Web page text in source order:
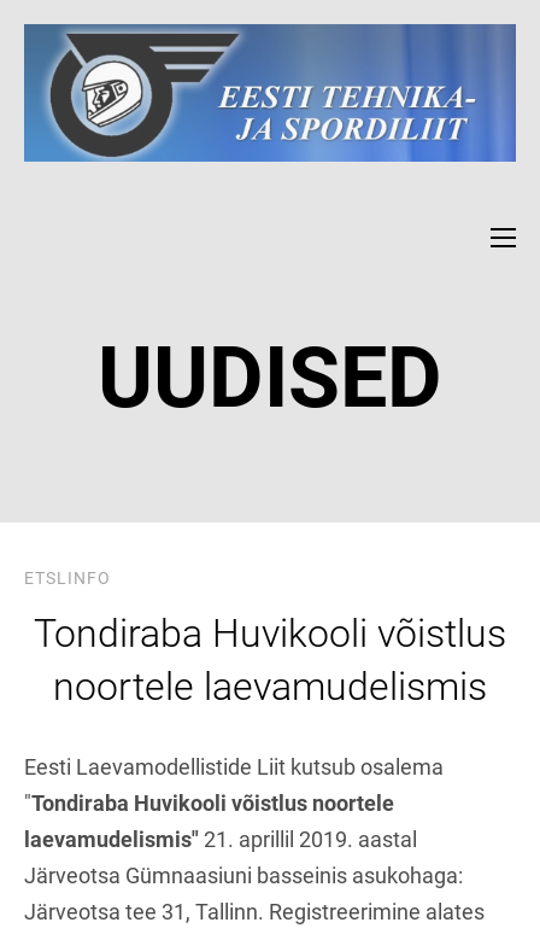
UUDISED
ETSLINFO
Tondiraba Huvikooli võistlus
noortele laevamudelismis
Eesti Laevamodellistide Liit kutsub osalema
"Tondiraba Huvikooli võistlus noortele
laevamudelismis"21. aprillil 2019. aastal
Järveotsa Gümnaasiuni basseinis asukohaga:
Järveotsa tee 31, Tallinn. Registreerimine alates